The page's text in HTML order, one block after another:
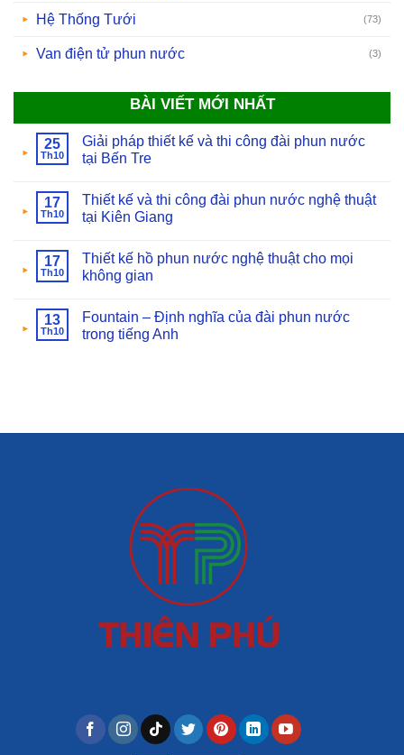
Hệ Thống Tưới (73)
Van điện tử phun nước (3)
BÀI VIẾT MỚI NHẤT
25
Th10
Giải pháp thiết kế và thi công đài phun nước
tại Bến Tre
17
Th10
Thiết kế và thi công đài phun nước nghệ thuật
tại Kiên Giang
17
Th10
Thiết kế hồ phun nước nghệ thuật cho mọi
không gian
13
Th10
Fountain – Định nghĩa của đài phun nước
trong tiếng Anh